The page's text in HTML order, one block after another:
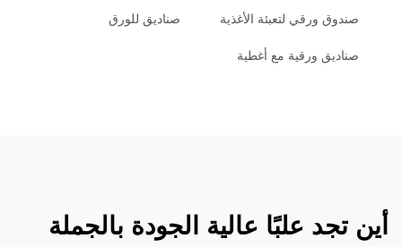
صندوق ورقي لتعبئة الأغذية صناديق للورق
صناديق ورقية مع أغطية
أين تجد علبًا عالية الجودة بالجملة